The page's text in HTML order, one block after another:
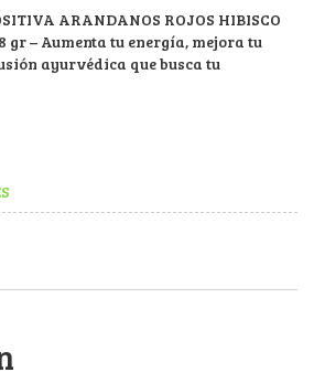
ARANDANOS ROJOS HIBISCO
gr – Aumenta tu energía, mejora tu
ayurvédica que busca tu